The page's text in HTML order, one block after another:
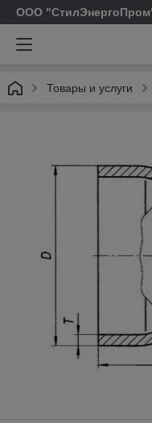
ООО
Товары и услуги